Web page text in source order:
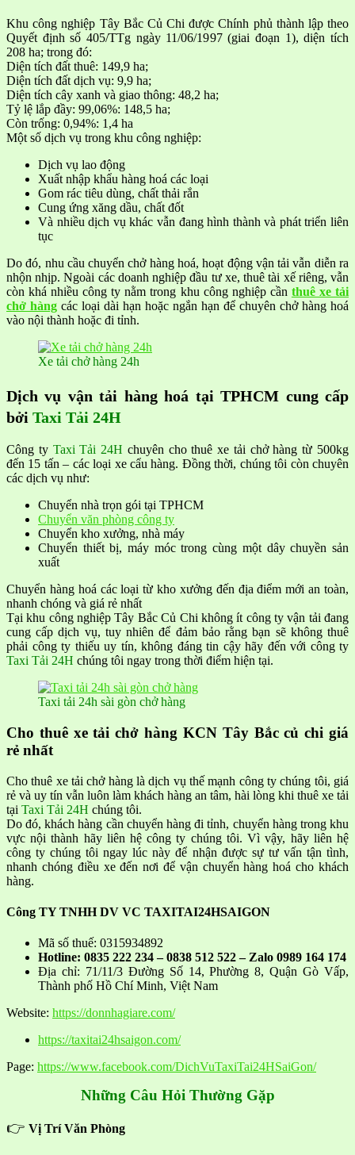
Khu công nghiệp Tây Bắc Củ Chi được Chính phủ thành lập theo
Quyết định số 405/TTg ngày 11/06/1997 (giai đoạn 1), diện tích
208 ha; trong đó:
Diện tích đất thuê: 149,9 ha;
Diện tích đất dịch vụ: 9,9 ha;
Diện tích cây xanh và giao thông: 48,2 ha;
Tỷ lệ lắp đầy: 99,06%: 148,5 ha;
Còn trống: 0,94%: 1,4 ha
Một số dịch vụ trong khu công nghiệp:
Dịch vụ lao động
Xuất nhập khẩu hàng hoá các loại
Gom rác tiêu dùng, chất thải rắn
Cung ứng xăng dầu, chất đốt
Và nhiều dịch vụ khác vẫn đang hình thành và phát triển liên
tục
Do đó, nhu cầu chuyển chở hàng hoá, hoạt động vận tải vẫn diễn ra
nhộn nhịp. Ngoài các doanh nghiệp đầu tư xe, thuê tài xế riêng, vẫn
còn khá nhiều công ty nằm trong khu công nghiệp cần thuê xe tải
chở hàng các loại dài hạn hoặc ngắn hạn để chuyên chở hàng hoá
vào nội thành hoặc đi tỉnh.
Xe tải chở hàng 24h
Dịch vụ vận tải hàng hoá tại TPHCM cung cấp
bởi Taxi Tải 24H
Công ty Taxi Tải 24H chuyên cho thuê xe tải chở hàng từ 500kg
đến 15 tấn – các loại xe cẩu hàng. Đồng thời, chúng tôi còn chuyên
các dịch vụ như:
Chuyển nhà trọn gói tại TPHCM
Chuyển văn phòng công ty
Chuyển kho xưởng, nhà máy
Chuyển thiết bị, máy móc trong cùng một dây chuyền sản
xuất
Chuyển hàng hoá các loại từ kho xưởng đến địa điểm mới an toàn,
nhanh chóng và giá rẻ nhất
Tại khu công nghiệp Tây Bắc Củ Chi không ít công ty vận tải đang
cung cấp dịch vụ, tuy nhiên để đảm bảo rằng bạn sẽ không thuê
phải công ty thiếu uy tín, không đáng tin cậy hãy đến với công ty
Taxi Tải 24H chúng tôi ngay trong thời điểm hiện tại.
Taxi tải 24h sài gòn chở hàng
Cho thuê xe tải chở hàng KCN Tây Bắc củ chi giá
rẻ nhất
Cho thuê xe tải chở hàng là dịch vụ thế mạnh công ty chúng tôi, giá
rẻ và uy tín vẫn luôn làm khách hàng an tâm, hài lòng khi thuê xe tải
tại Taxi Tải 24H chúng tôi.
Do đó, khách hàng cần chuyển hàng đi tỉnh, chuyển hàng trong khu
vực nội thành hãy liên hệ công ty chúng tôi. Vì vậy, hãy liên hệ
công ty chúng tôi ngay lúc này để nhận được sự tư vấn tận tình,
nhanh chóng điều xe đến nơi để vận chuyển hàng hoá cho khách
hàng.
Công TY TNHH DV VC TAXITAI24HSAIGON
Mã số thuế: 0315934892
Hotline: 0835 222 234 – 0838 512 522 – Zalo 0989 164 174
Địa chỉ: 71/11/3 Đường Số 14, Phường 8, Quận Gò Vấp,
Thành phố Hồ Chí Minh, Việt Nam
Website: https://donnhagiare.com/
https://taxitai24hsaigon.com/
Page: https://www.facebook.com/DichVuTaxiTai24HSaiGon/
Những Câu Hỏi Thường Gặp
👉 Vị Trí Văn Phòng